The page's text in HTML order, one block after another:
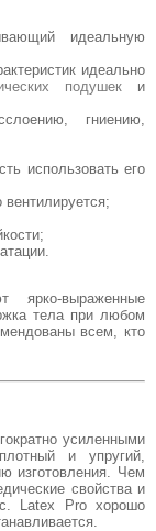
идеальную
идеально
подушеки
гниению,
использовать его
вентилируется;
ярко-выраженные
тела при любом
всем, кто
усиленными
и упругий,
изготовления. Чем
свойства и
Latex Pro хорошо